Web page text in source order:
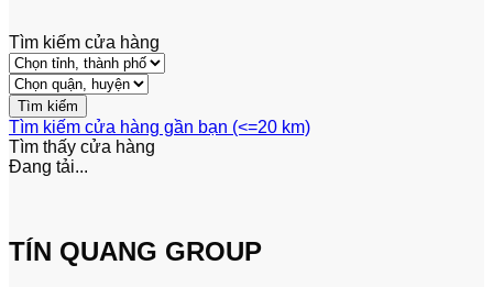
Tìm kiếm cửa hàng
Tìm kiếm cửa hàng gần bạn (<=20 km)
Tìm thấy cửa hàng
Đang tải...
TÍN QUANG GROUP